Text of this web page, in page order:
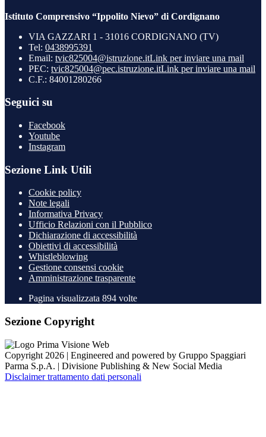
Istituto Comprensivo “Ippolito Nievo” di Cordignano
VIA GAZZARI 1 - 31016 CORDIGNANO (TV)
Tel: 0438995391
Email: tvic825004@istruzione.itLink per inviare una mail
PEC: tvic825004@pec.istruzione.itLink per inviare una mail
C.F.: 84001280266
Seguici su
Facebook
Youtube
Instagram
Sezione Link Utili
Cookie policy
Note legali
Informativa Privacy
Ufficio Relazioni con il Pubblico
Dichiarazione di accessibilità
Obiettivi di accessibilità
Whistleblowing
Gestione consensi cookie
Amministrazione trasparente
Pagina visualizzata 894 volte
Sezione Copyright
Copyright 2026 | Engineered and powered by Gruppo Spaggiari
Parma S.p.A. | Divisione Publishing & New Social Media
Disclaimer trattamento dati personali